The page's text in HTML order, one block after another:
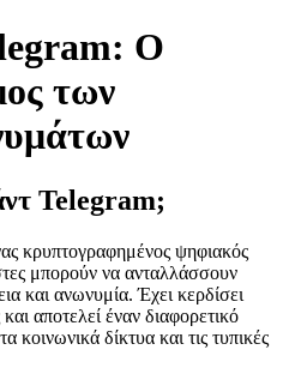
Ο
των
Telegram;
κρυπτογραφημένος ψηφιακός
μπορούν να ανταλλάσσουν
και ανωνυμία. Έχει κερδίσει
αποτελεί έναν διαφορετικό
κοινωνικά δίκτυα και τις τυπικές